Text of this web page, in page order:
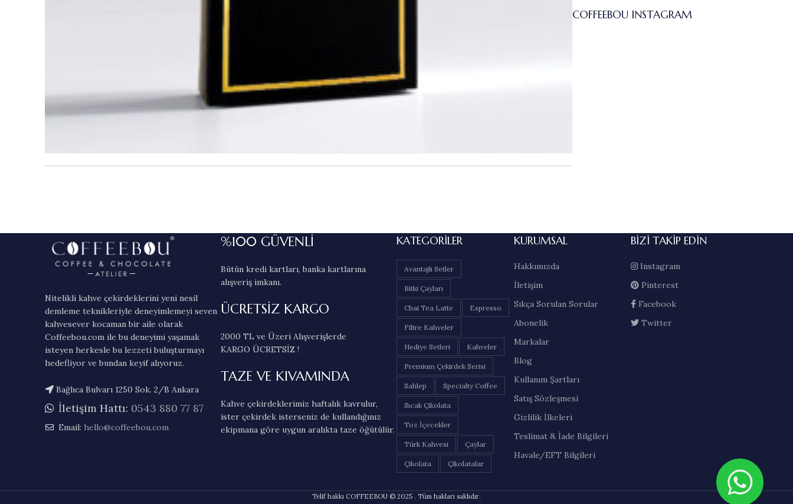
COFFEEBOU INSTAGRAM
Nitelikli kahve çekirdeklerini yeni nesil
demleme teknikleriyle deneyimlemeyi seven
kahvesever kocaman bir aile olarak
Coffeebou.com ile bu deneyimi yaşamak
isteyen herkesle bu lezzeti buluşturmayı
hedefliyor ve bundan keyif alıyoruz.
Bağlıca Bulvarı 1250 Sok. 2/B Ankara
İletişim Hattı: 0543 880 77 87
Email: hello@coffeebou.com
%100 GÜVENLİ
Bütün kredi kartları, banka kartlarına
alışveriş imkanı.
ÜCRETSİZ KARGO
2000 TL ve Üzeri Alışverişlerde
KARGO ÜCRETSİZ !
TAZE VE KIVAMINDA
Kahve çekirdeklerimiz haftalık kavrulur,
ister çekirdek isterseniz de kullandığınız
ekipmana göre uygun aralıkta taze öğütülür.
KATEGORILER
Avantajlı Setler
Bitki Çayları
Chai Tea Latte Espresso
Filtre Kahveler
Hediye Setleri Kahveler
Premium Çekirdek Serisi
Sahlep Specialty Coffee
Sıcak Çikolata
Toz İçecekler
Türk Kahvesi Çaylar
Çikolata Çikolatalar
KURUMSAL
Hakkımızda
İletişim
Sıkça Sorulan Sorular
Abonelik
Markalar
Blog
Kullanım Şartları
Satış Sözleşmesi
Gizlilik İlkeleri
Teslimat & İade Bilgileri
Havale/EFT Bilgileri
BIZI TAKIP EDIN
Instagram
Pinterest
Facebook
Twitter
Telif hakkı COFFEEBOU © 2025 . Tüm hakları saklıdır.